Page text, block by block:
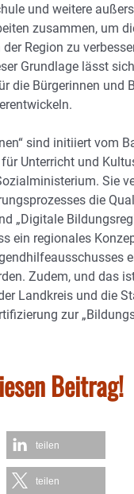
und weitere
zusammen, um
Region zu
Grundlage lässt
die Bürgerinnen und
sind initiiert vom
Unterricht und
Sie
die
„Digitale
ein regionales
Zudem, und das
Landkreis und die
zur
Beitrag!
teilen
teilen